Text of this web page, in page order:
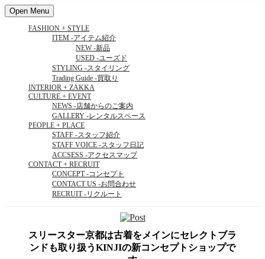
Open Menu
FASHION + STYLE
ITEM -アイテム紹介
NEW-新品
USED -ユーズド
STYLING -スタイリング
Trading Guide -買取り
INTERIOR + ZAKKA
CULTURE + EVENT
NEWS -店舗からのご案内
GALLERY -レンタルスペース
PEOPLE + PLACE
STAFF -スタッフ紹介
STAFF VOICE -スタッフ日記
ACCSESS -アクセスマップ
CONTACT + RECRUIT
CONCEPT-コンセプト
CONTACT US -お問合わせ
RECRUIT-リクルート
スリースター京都は古着をメインにセレクトブラ
ンドも取り扱うKINJIの新コンセプトショップで